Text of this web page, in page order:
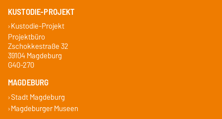
KUSTODIE-PROJEKT
Kustodie-Projekt
Projektbüro
Zschokkestraße 32
39104 Magdeburg
G40-270
MAGDEBURG
Stadt Magdeburg
Magdeburger Museen